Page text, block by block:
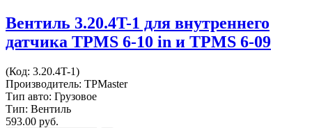
Вентиль 3.20.4T-1 для внутреннего
датчика TPMS 6-10 in и TPMS 6-09
(Код: 3.20.4T-1)
Производитель: TPMaster
Тип авто: Грузовое
Тип: Вентиль
593.00 руб.